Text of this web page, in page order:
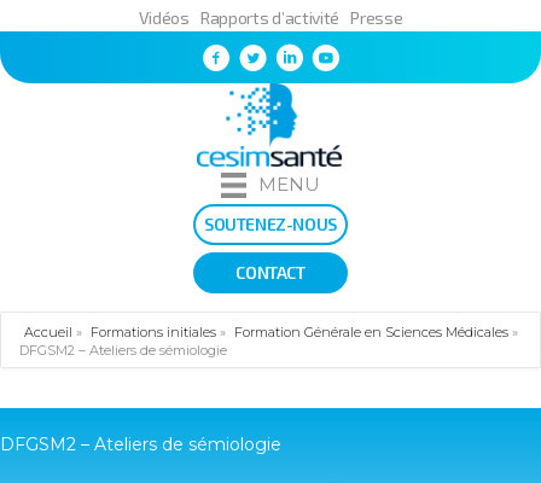
Vidéos Rapports d’activité Presse
MENU
SOUTENEZ-NOUS
CONTACT
Accueil » Formations initiales » Formation Générale en Sciences Médicales »
DFGSM2 – Ateliers de sémiologie
DFGSM2 – Ateliers de sémiologie